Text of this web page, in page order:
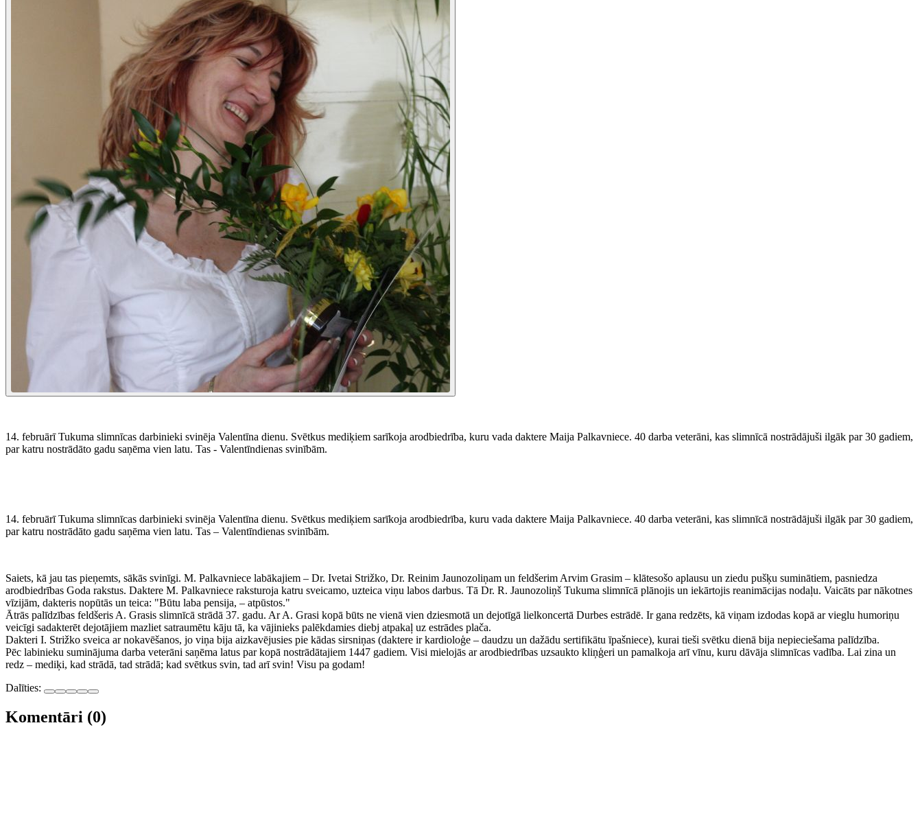
14. februārī Tukuma slimnīcas darbinieki svinēja Valentīna dienu. Svētkus mediķiem sarīkoja arodbiedrība, kuru vada daktere Maija Palkavniece. 40 darba veterāni, kas slimnīcā nostrādājuši ilgāk par 30 gadiem,
par katru nostrādāto gadu saņēma vien latu. Tas - Valentīndienas svinībām.
14. februārī Tukuma slimnīcas darbinieki svinēja Valentīna dienu. Svētkus mediķiem sarīkoja arodbiedrība, kuru vada daktere Maija Palkavniece. 40 darba veterāni, kas slimnīcā nostrādājuši ilgāk par 30 gadiem,
par katru nostrādāto gadu saņēma vien latu. Tas – Valentīndienas svinībām.
Saiets, kā jau tas pieņemts, sākās svinīgi. M. Palkavniece labākajiem – Dr. Ivetai Strižko, Dr. Reinim Jaunozoliņam un feldšerim Arvim Grasim – klātesošo aplausu un ziedu pušķu suminātiem, pasniedza
arodbiedrības Goda rakstus. Daktere M. Palkavniece raksturoja katru sveicamo, uzteica viņu labos darbus. Tā Dr. R. Jaunozoliņš Tukuma slimnīcā plānojis un iekārtojis reanimācijas nodaļu. Vaicāts par nākotnes
vīzijām, dakteris nopūtās un teica: "Būtu laba pensija, – atpūstos."
Ātrās palīdzības feldšeris A. Grasis slimnīcā strādā 37. gadu. Ar A. Grasi kopā būts ne vienā vien dziesmotā un dejotīgā lielkoncertā Durbes estrādē. Ir gana redzēts, kā viņam izdodas kopā ar vieglu humoriņu
veicīgi sadakterēt dejotājiem mazliet satraumētu kāju tā, ka vājinieks palēkdamies diebj atpakaļ uz estrādes plača.
Dakteri I. Strižko sveica ar nokavēšanos, jo viņa bija aizkavējusies pie kādas sirsniņas (daktere ir kardioloģe – daudzu un dažādu sertifikātu īpašniece), kurai tieši svētku dienā bija nepieciešama palīdzība.
Pēc labinieku suminājuma darba veterāni saņēma latus par kopā nostrādātajiem 1447 gadiem. Visi mielojās ar arodbiedrības uzsaukto kliņģeri un pamalkoja arī vīnu, kuru dāvāja slimnīcas vadība. Lai zina un
redz – mediķi, kad strādā, tad strādā; kad svētkus svin, tad arī svin! Visu pa godam!
Dalīties:
Komentāri (0)